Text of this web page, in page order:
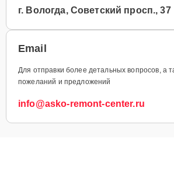
г. Вологда, Советский просп., 37
Email
Для отправки более детальных вопросов, а
пожеланий и предложений
info@asko-remont-center.ru